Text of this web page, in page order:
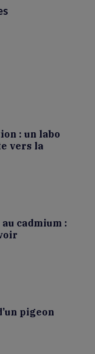
: un labo
vers la
cadmium :
pigeon